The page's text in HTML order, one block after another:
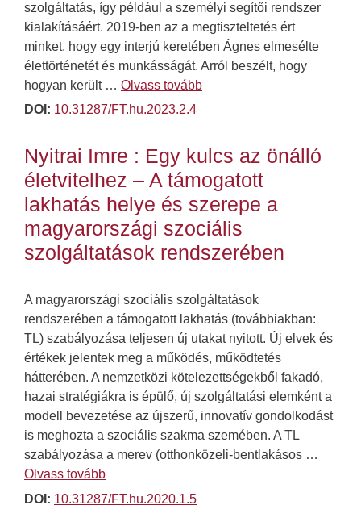
szolgáltatás, így például a személyi segítői rendszer
kialakításáért. 2019-ben az a megtiszteltetés ért
minket, hogy egy interjú keretében Ágnes elmesélte
élettörténetét és munkásságát. Arról beszélt, hogy
hogyan került … Olvass tovább
DOI: 10.31287/FT.hu.2023.2.4
Nyitrai Imre : Egy kulcs az önálló
életvitelhez – A támogatott
lakhatás helye és szerepe a
magyarországi szociális
szolgáltatások rendszerében
A magyarországi szociális szolgáltatások
rendszerében a támogatott lakhatás (továbbiakban:
TL) szabályozása teljesen új utakat nyitott. Új elvek és
értékek jelentek meg a működés, működtetés
hátterében. A nemzetközi kötelezettségekből fakadó,
hazai stratégiákra is épülő, új szolgáltatási elemként a
modell bevezetése az újszerű, innovatív gondolkodást
is meghozta a szociális szakma szemében. A TL
szabályozása a merev (otthonközeli-bentlakásos …
Olvass tovább
DOI: 10.31287/FT.hu.2020.1.5